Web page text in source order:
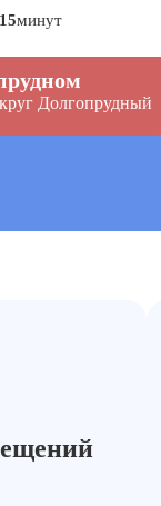
15минут
Долгопрудный
Бактерии,